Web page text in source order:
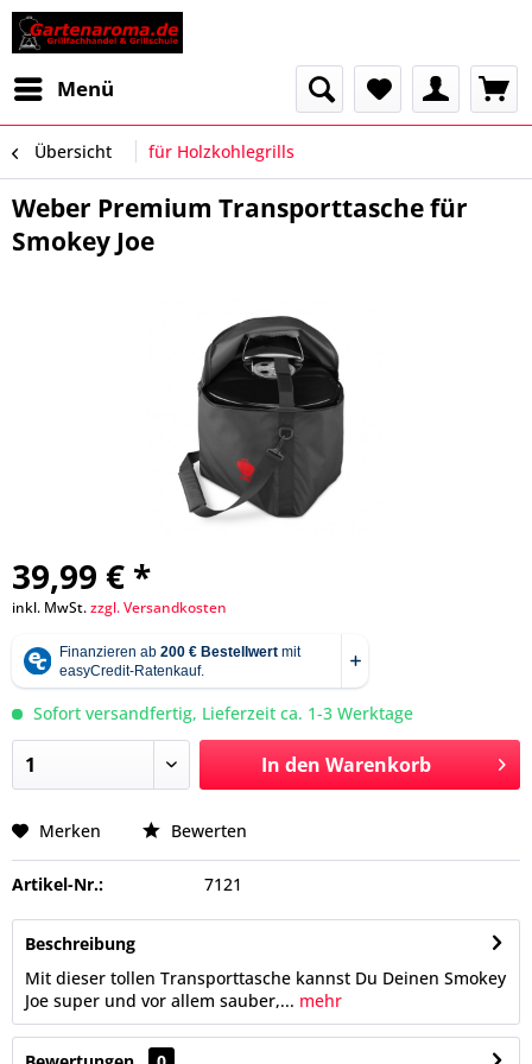
Menü
Übersicht für Holzkohlegrills
Weber Premium Transporttasche für
Smokey Joe
39,99 € *
inkl. MwSt.zzgl. Versandkosten
Sofort versandfertig, Lieferzeit ca. 1-3 Werktage
In den Warenkorb
Merken Bewerten
Artikel-Nr.: 7121
Beschreibung
Mit dieser tollen Transporttasche kannst Du Deinen Smokey
Joe super und vor allem sauber,... mehr